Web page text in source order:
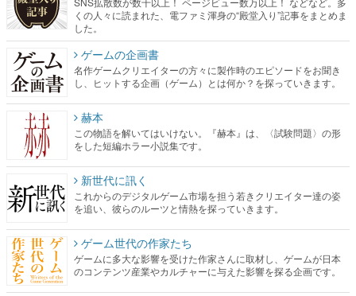
くの人々に読まれた、電ファミ渾身の“殿堂入り”記事をまとめま
した。
ゲームの企画書
名作ゲームクリエイターの方々に製作時のエピソードをお聞き
し、ヒットする企画（ゲーム）とは何か？を探っていきます。
赫本
この物語を解いてはいけない。『赫本』は、〈試験問題〉の形
をした短編ホラー小説集です。
新世代に訊く
これからのデジタルゲーム市場を担う若きクリエイター達の姿
を追い、彼らのルーツと情熱を探っていきます。
ゲーム世代の作家たち
ゲームに多大な影響を受けた作家さんに取材し、ゲームが日本
のコンテンツ産業やカルチャーに与えた影響を探る企画です。